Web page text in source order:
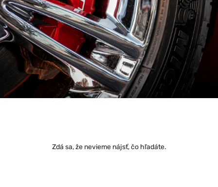
Zdá sa, že nevieme nájsť, čo hľadáte.